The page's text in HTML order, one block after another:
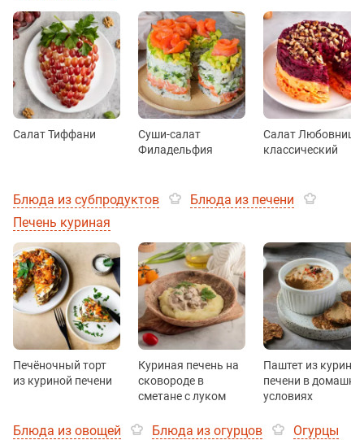
Салат Тиффани
Суши-салат
Филадельфия
Салат Любовница
классический
Блюда из субпродуктов
Блюда из печени
Печень куриная
Печёночный торт
из куриной печени
Куриная печень на
сковороде в
сметане с луком
Паштет из куриной
печени в
условиях
Блюда из овощей Блюда из огурцов
Огурцы